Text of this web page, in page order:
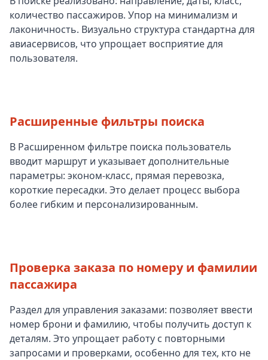
количество пассажиров. Упор на минимализм и
лаконичность. Визуально структура стандартна для
авиасервисов, что упрощает восприятие для
пользователя.
Расширенные фильтры поиска
В Расширенном фильтре поиска пользователь
вводит маршрут и указывает дополнительные
параметры: эконом-класс, прямая перевозка,
короткие пересадки. Это делает процесс выбора
более гибким и персонализированным.
Проверка заказа по номеру и фамилии
пассажира
Раздел для управления заказами: позволяет ввести
номер брони и фамилию, чтобы получить доступ к
деталям. Это упрощает работу с повторными
запросами и проверками, особенно для тех, кто не